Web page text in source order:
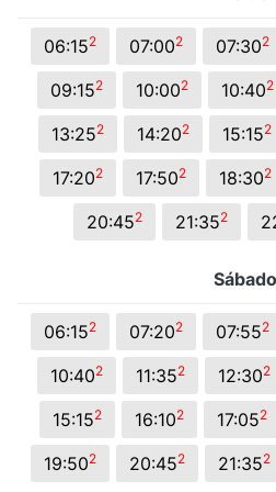
06:152 07:002 07:302
09:152 10:002 10:402
13:252 14:202 15:152
17:202 17:502 18:302
20:452 21:352
Sábado
06:152 07:202 07:552
10:402 11:352 12:302
15:152 16:102 17:052
19:502 20:452 21:352